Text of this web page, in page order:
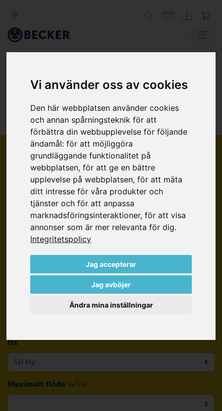
Vi använder oss av cookies
Den här webbplatsen använder cookies
och annan spårningsteknik för att
förbättra din webbupplevelse för följande
ändamål:för att möjliggöra
grundläggande funktionalitet på
webbplatsen,för att ge en bättre
upplevelse på webbplatsen,för att mäta
ditt intresse för våra produkter och
tjänster och för att anpassa
marknadsföringsinteraktioner,för att visa
annonser som är mer relevanta för dig.
Integritetspolicy
Jag accepterar
Jag avböjer
Ändra mina inställningar
PUMPKATALOG
Driftsätt
Vakuumpumpar
Kompressorer
Tryck-/vakuumpumpar
Arbetsprincip Loading...
Hz
Maximalt flöde [m3/h]